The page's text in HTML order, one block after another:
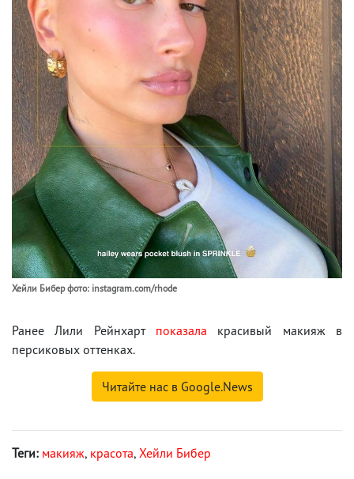
Хейли Бибер фото: instagram.com/rhode
Ранее Лили Рейнхарт показала красивый макияж в
персиковых оттенках.
Читайте нас в Google.News
Теги: макияж, красота, Хейли Бибер